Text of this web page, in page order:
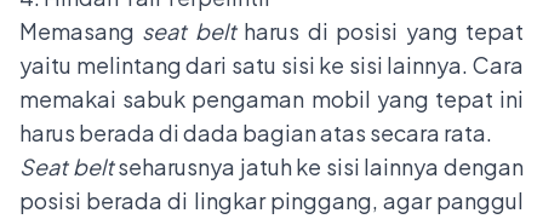
Memasang seat belt harus di posisi yang tepat
yaitu melintang dari satu sisi ke sisi lainnya. Cara
memakai sabuk pengaman mobil yang tepat ini
harus berada di dada bagian atas secara rata.
Seat beltseharusnya jatuh ke sisi lainnya dengan
posisi berada di lingkar pinggang, agar panggul